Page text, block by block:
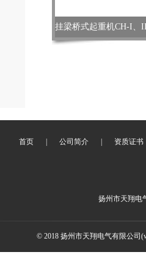
首页 公司简介 资质证书
扬州市天翔电
© 2018 扬州市天翔电气有限公司